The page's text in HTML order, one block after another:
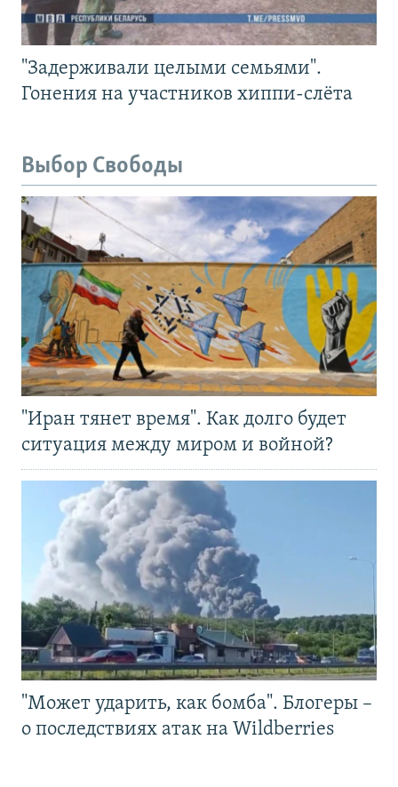
"Задерживали целыми семьями".
Гонения на участников хиппи-слёта
Выбор Свободы
"Иран тянет время". Как долго будет
ситуация между миром и войной?
"Может ударить, как бомба". Блогеры –
о последствиях атак на Wildberries